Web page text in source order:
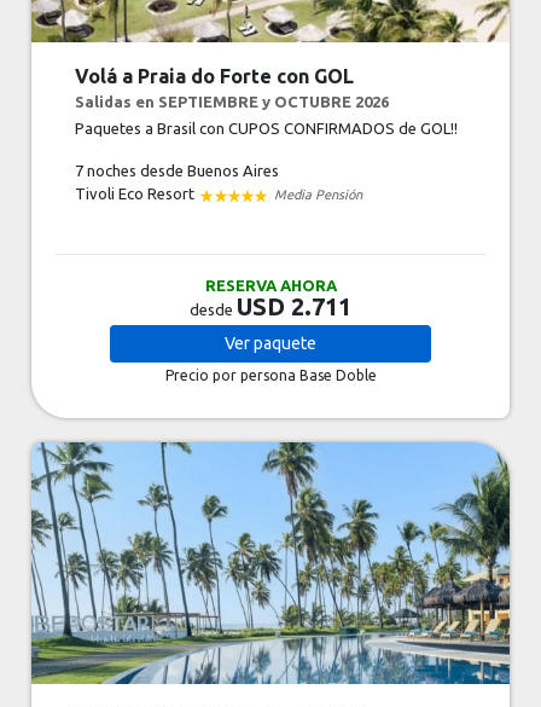
Volá a Praia do Forte con GOL
Salidas en SEPTIEMBRE y OCTUBRE 2026
Paquetes a Brasil con CUPOS CONFIRMADOS de GOL!!
7 nochesdesde Buenos Aires
Tivoli Eco Resort
Media Pensión
RESERVA AHORA
desde USD 2.711
Verpaquete
Precio por persona Base Doble